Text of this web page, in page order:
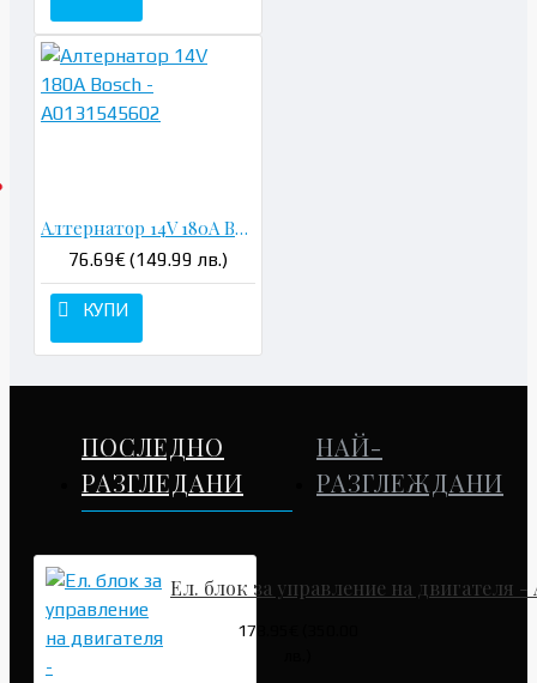
Алтернатор 14V 180A Bosch - A0131545602
76.69€ (149.99 лв.)
КУПИ
ПОСЛЕДНО
РАЗГЛЕДАНИ
НАЙ-
РАЗГЛЕЖДАНИ
Ел. блок за управление на двигателя -
178.95€ (350.00